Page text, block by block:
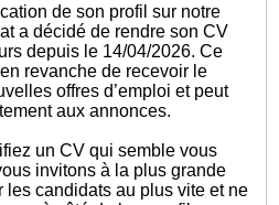
de son profil sur notre
a décidé de rendre son CV
depuis le 14/04/2026. Ce
revanche de recevoir le
offres d’emploi et peut
aux annonces.
un CV qui semble vous
invitons à la plus grande
les candidats au plus vite et ne